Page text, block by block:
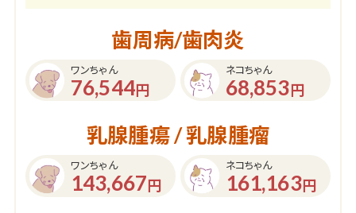
歯周病/歯肉炎
ワンちゃん
76,544円
ネコちゃん
68,853円
乳腺腫瘍 / 乳腺腫瘤
ワンちゃん
143,667円
ネコちゃん
161,163円